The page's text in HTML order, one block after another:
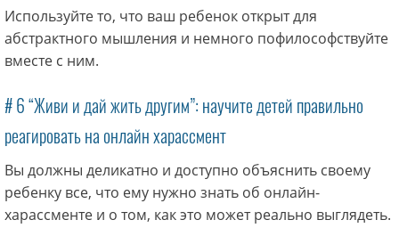
Используйте то, что ваш ребенок открыт для
абстрактного мышления и немного пофилософствуйте
вместе с ним.
# 6 “Живи и дай жить другим”: научите детей правильно
реагировать на онлайн харассмент
Вы должны деликатно и доступно объяснить своему
ребенку все, что ему нужно знать об онлайн-
харассменте и о том, как это может реально выглядеть.